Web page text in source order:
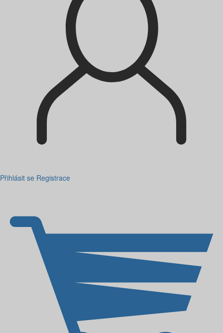
Přihlásit se Registrace